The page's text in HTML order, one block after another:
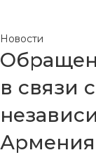
Новости
в связи
Армения